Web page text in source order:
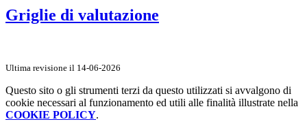
Griglie di valutazione
Ultima revisione il 14-06-2026
Questo sito o gli strumenti terzi da questo utilizzati si avvalgono di
cookie necessari al funzionamento ed utili alle finalità illustrate nella
COOKIE POLICY.